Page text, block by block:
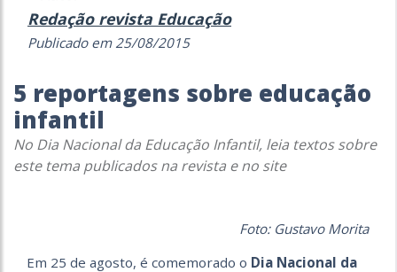
Redação revista Educação
Publicado em 25/08/2015
5 reportagens sobre educação
infantil
No Dia Nacional da Educação Infantil, leia textos sobre
este tema publicados na revista e no site
Foto: Gustavo Morita
Em 25 de agosto, é comemorado o Dia Nacional da